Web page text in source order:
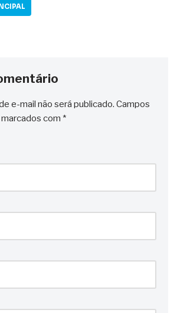
e-mail não será publicado. Campos
com *